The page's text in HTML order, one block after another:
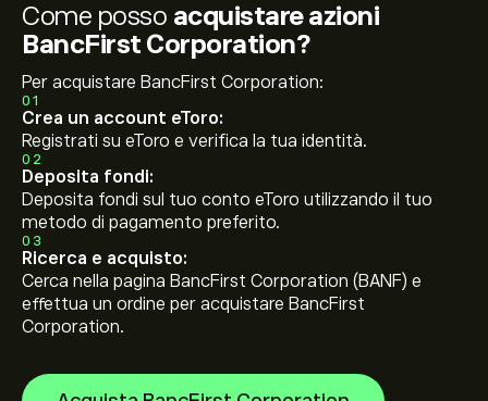
Come posso acquistare azioni
BancFirst Corporation?
Per acquistare BancFirst Corporation:
01
Crea un account eToro:
Registrati su eToro e verifica la tua identità.
02
Deposita fondi:
Deposita fondi sul tuo conto eToro utilizzando il tuo
metodo di pagamento preferito.
03
Ricerca e acquisto:
Cerca nella pagina BancFirst Corporation (BANF) e
effettua un ordine per acquistare BancFirst
Corporation.